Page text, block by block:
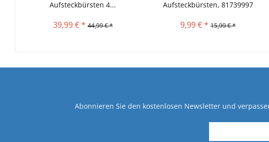
Aufsteckbürsten 4...
39,99 € * 44,99 € *
Aufsteckbürsten, 81739997
9,99 € * 15,99 € *
Abonnieren Sie den kostenlosen Newsletter und